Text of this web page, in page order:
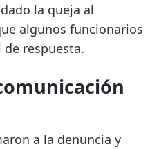
la queja al
algunos funcionarios
respuesta.
a la denuncia y